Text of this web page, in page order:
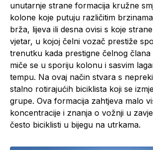
unutarnje strane formacija kružne
kolone koje putuju različitim
brža, lijeva ili desna ovisi s koje
vjetar, u kojoj čelni vozač prestiže
trenutku kada prestigne čelnog
miče se u sporiju kolonu i sasvim
tempu. Na ovaj način stvara s
stalno rotirajućih biciklista koji se
grupe. Ova formacija zahtjeva malo
koncentracije i znanja o vožnji u
često biciklisti u bijegu na utrkama.